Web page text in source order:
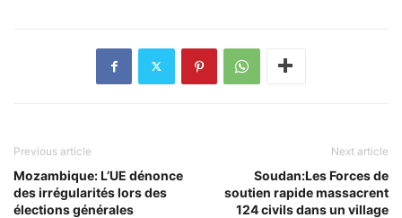
Previous article
Mozambique: L’UE dénonce
des irrégularités lors des
élections générales
Next article
Soudan:Les Forces de
soutien rapide massacrent
124 civils dans un village